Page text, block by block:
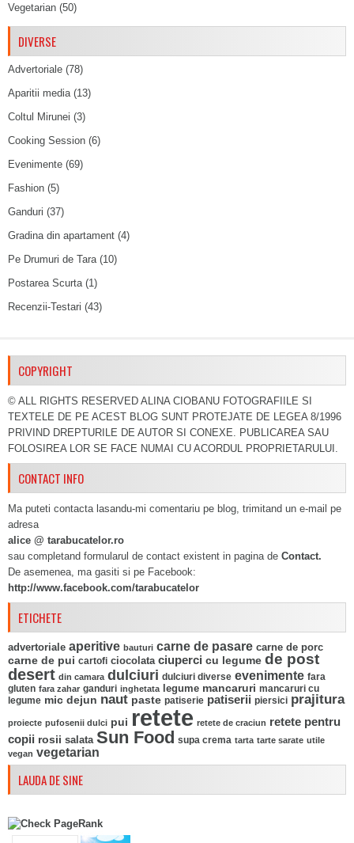
Vegetarian (50)
DIVERSE
Advertoriale (78)
Aparitii media (13)
Coltul Mirunei (3)
Cooking Session (6)
Evenimente (69)
Fashion (5)
Ganduri (37)
Gradina din apartament (4)
Pe Drumuri de Tara (10)
Postarea Scurta (1)
Recenzii-Testari (43)
COPYRIGHT
© ALL RIGHTS RESERVED ALINA CIOBANU FOTOGRAFIILE SI
TEXTELE DE PE ACEST BLOG SUNT PROTEJATE DE LEGEA 8/1996
PRIVIND DREPTURILE DE AUTOR SI CONEXE. PUBLICAREA SAU
FOLOSIREA LOR SE FACE NUMAI CU ACORDUL PROPRIETARULUI.
CONTACT INFO
Ma puteti contacta lasandu-mi comentariu pe blog, trimitand un e-mail pe
adresa
alice @ tarabucatelor.ro
sau completand formularul de contact existent in pagina de Contact.
De asemenea, ma gasiti si pe Facebook:
http://www.facebook.com/tarabucatelor
ETICHETE
advertoriale aperitive bauturi carne de pasare carne de porc
carne de pui cartofi ciocolata ciuperci cu legume de post
desert din camara dulciuri dulciuri diverse evenimente fara
gluten fara zahar ganduri inghetata legume mancaruri mancaruri cu
legume mic dejun naut paste patiserie patiserii piersici prajitura
proiecte pufosenii dulci pui retete retete de craciun retete pentru
copii rosii salata Sun Food supa crema tarta tarte sarate utile
vegan vegetarian
LAUDA DE SINE